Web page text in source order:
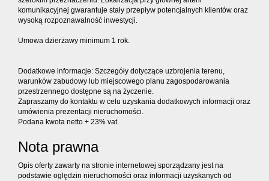
komunikacyjnej gwarantuje stały przepływ potencjalnych klientów oraz
wysoką rozpoznawalność inwestycji.
Umowa dzierżawy minimum 1 rok.
Dodatkowe informacje: Szczegóły dotyczące uzbrojenia terenu,
warunków zabudowy lub miejscowego planu zagospodarowania
przestrzennego dostępne są na życzenie.
Zapraszamy do kontaktu w celu uzyskania dodatkowych informacji oraz
umówienia prezentacji nieruchomości.
Podana kwota netto + 23% vat.
Nota prawna
Opis oferty zawarty na stronie internetowej sporządzany jest na
podstawie oględzin nieruchomości oraz informacji uzyskanych od